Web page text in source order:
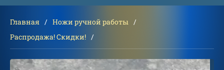
Главная
Ножи ручной работы
Распродажа! Скидки!